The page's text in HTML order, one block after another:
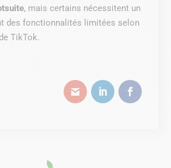
, mais certains nécessitent un
des fonctionnalités limitées selon
TikTok.